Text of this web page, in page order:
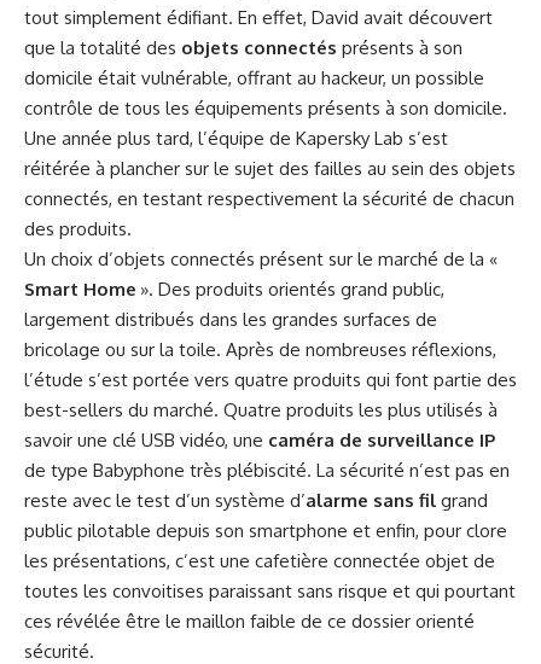
tout simplement édifiant. En effet, David avait découvert
que la totalité des objets connectés présents à son
domicile était vulnérable, offrant au hackeur, un possible
contrôle de tous les équipements présents à son domicile.
Une année plus tard, l’équipe de Kapersky Lab s’est
réitérée à plancher sur le sujet des failles au sein des objets
connectés, en testant respectivement la sécurité de chacun
des produits.
Un choix d’objets connectés présent sur le marché de la «
Smart Home ». Des produits orientés grand public,
largement distribués dans les grandes surfaces de
bricolage ou sur la toile. Après de nombreuses réflexions,
l’étude s’est portée vers quatre produits qui font partie des
best-sellers du marché. Quatre produits les plus utilisés à
savoir une clé USB vidéo, une caméra de surveillance IP
de type Babyphone très plébiscité. La sécurité n’est pas en
reste avec le test d’un système d’alarme sans fil grand
public pilotable depuis son smartphone et enfin, pour clore
les présentations, c’est une cafetière connectée objet de
toutes les convoitises paraissant sans risque et qui pourtant
ces révélée être le maillon faible de ce dossier orienté
sécurité.